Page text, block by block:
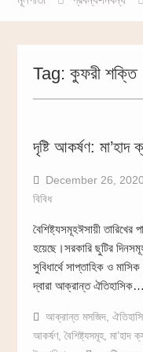
Tag: কুফরী শক্তি
দৃষ্টি আকর্ষণ: মা’হাদ
December 26, 2020
বিবিধ
বৈশিষ্ট্যসমূহঈসায়ী তারিখের
হয়েছে।সরকারি ছুটির
সুবিধার্থে সাপ্তাহিক ও
দ্বারা আক্রান্ত ঐতিহাসিক…
আক্রান্ত মসজিদ,
আকর্ষণ,বৈশিষ্ট্যসমূহ, মা’হাদ